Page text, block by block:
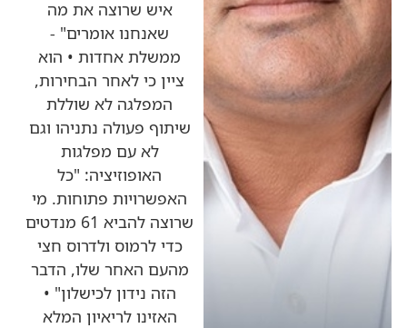
איש שרוצה את מה
שאנחנו אומרים" -
ממשלת אחדות • הוא
ציין כי לאחר הבחירות,
המפלגה לא שוללת
שיתוף פעולה נתניהו וגם
לא עם מפלגות
האופוזיציה: "כל
האפשרויות פתוחות. מי
שרוצה להביא 61 מנדטים
כדי לרמוס ולדרוס חצי
מהעם האחר שלו, הדבר
הזה נידון לכישלון" •
האזינו לריאיון המלא